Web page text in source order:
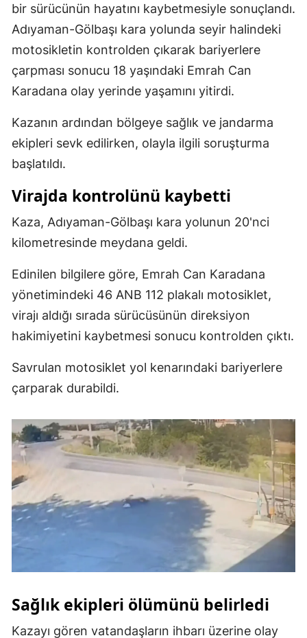
Isparta
Mersin
İstanbul
İzmir
Kars
Kastamonu
Kırşehir
Kocaeli
Konya
Kütahya
Mardin
Muğla
Muş
Ordu
Rize
Sakarya
bir sürücünün hayatını kaybetmesiyle sonuçlandı.
Adıyaman-Gölbaşı kara yolunda seyir halindeki
motosikletin kontrolden çıkarak bariyerlere
çarpması sonucu 18 yaşındaki Emrah Can
Karadana olay yerinde yaşamını yitirdi.
Kazanın ardından bölgeye sağlık ve jandarma
ekipleri sevk edilirken, olayla ilgili soruşturma
başlatıldı.
Virajda kontrolünü kaybetti
Kaza, Adıyaman-Gölbaşı kara yolunun 20'nci
kilometresinde meydana geldi.
Edinilen bilgilere göre, Emrah Can Karadana
yönetimindeki 46 ANB 112 plakalı motosiklet,
virajı aldığı sırada sürücüsünün direksiyon
hakimiyetini kaybetmesi sonucu kontrolden çıktı.
Savrulan motosiklet yol kenarındaki bariyerlere
çarparak durabildi.
Sağlık ekipleri ölümünü belirledi
Kazayı gören vatandaşların ihbarı üzerine olay